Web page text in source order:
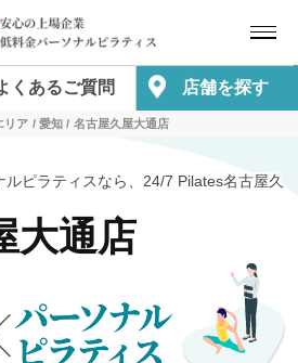
くあるご質問 店舗を探す
リア 愛知 名古屋久屋大通店
ピラティスなら、24/7 Pilates名古屋久
大通店